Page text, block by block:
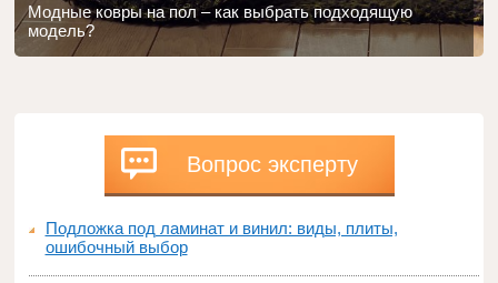
Модные ковры на пол – как выбрать подходящую
модель?
Вопрос эксперту
Подложка под ламинат и винил: виды, плиты,
ошибочный выбор